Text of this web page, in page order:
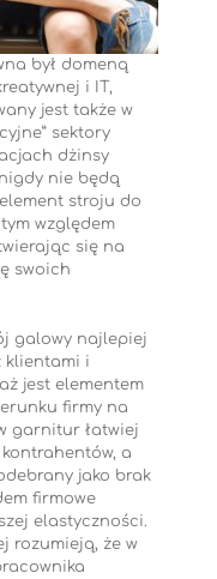
był domeną
i IT,
jest także w
sektory
dżinsy
nie będą
stroju do
względem
się na
swoich
galowy najlepiej
klientami i
jest elementem
firmy na
garnitur łatwiej
a
jako brak
firmowe
elastyczności.
rozumieją, że w